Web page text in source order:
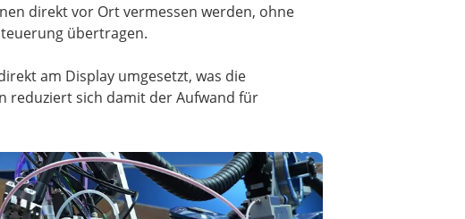
direkt vor Ort vermessen werden, ohne
übertragen.
am Display umgesetzt, was die
reduziert sich damit der Aufwand für